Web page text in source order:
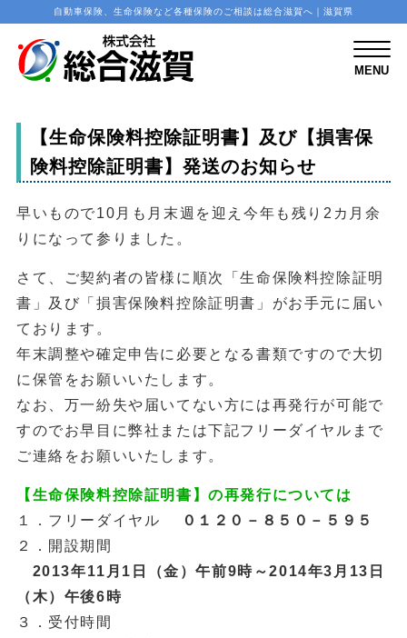
自動車保険、生命保険など各種保険のご相談は総合滋賀へ｜滋賀県
M
E
N
MENU
【生命保険料控除証明書】及び【損害保
険料控除証明書】発送のお知らせ
早いもので10月も月末週を迎え今年も残り2カ月余
りになって参りました。
さて、ご契約者の皆様に順次「生命保険料控除証明
書」及び「損害保険料控除証明書」がお手元に届い
ております。
年末調整や確定申告に必要となる書類ですので大切
に保管をお願いいたします。
なお、万一紛失や届いてない方には再発行が可能で
すのでお早目に弊社または下記フリーダイヤルまで
ご連絡をお願いいたします。
【生命保険料控除証明書】の再発行については
１．フリーダイヤル
０１２０－８５０－５９５
２．開設期間
2013年11月1日（金）午前9時～2014年3月13日
（木）午後6時
３．受付時間